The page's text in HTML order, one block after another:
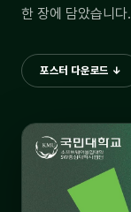
한 장에 담았습니다.
포스터 다운로드 ↓